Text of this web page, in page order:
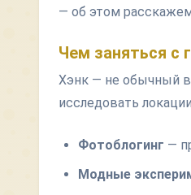
— об этом
Чем заняться с
Хэнк — не обычный
исследовать
Фотоблогинг —
Модные